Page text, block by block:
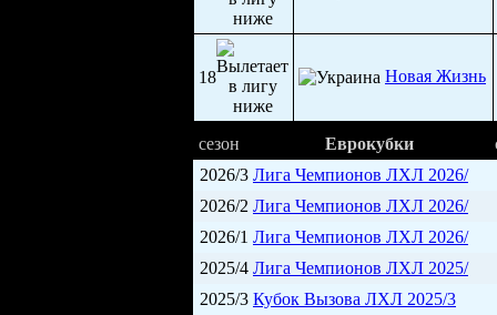
18 Новая Жизнь
сезон Еврокубки
2026/3 Лига Чемпионов ЛХЛ 2026/
2026/2 Лига Чемпионов ЛХЛ 2026/
2026/1 Лига Чемпионов ЛХЛ 2026/
2025/4 Лига Чемпионов ЛХЛ 2025/
2025/3 Кубок Вызова ЛХЛ 2025/3